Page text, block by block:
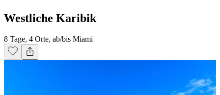
Westliche Karibik
8 Tage, 4 Orte, ab/bis Miami